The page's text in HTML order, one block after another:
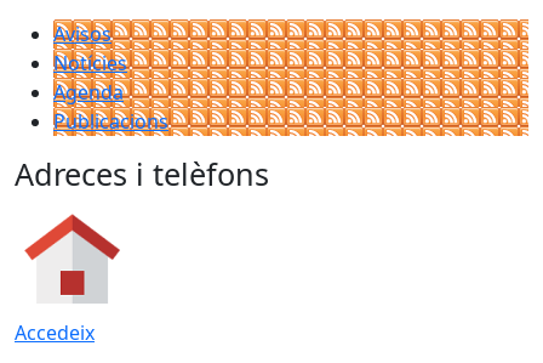
Avisos
Notícies
Agenda
Publicacions
Adreces i telèfons
Accedeix